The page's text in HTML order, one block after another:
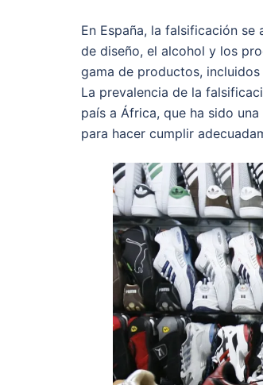
En España, la falsificación
de diseño, el alcohol y los
gama de productos,
La prevalencia de la
país a África, que ha sido
para hacer cumplir